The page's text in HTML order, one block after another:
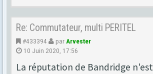
Re: Commutateur, multi PERITEL
#433394 par Arvester
10 Juin 2020, 17:56
La réputation de Bandridge